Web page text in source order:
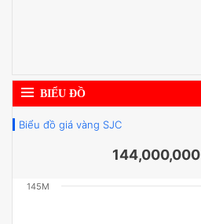
BIỂU ĐỒ
Biểu đồ giá vàng SJC
144,000,000
145M